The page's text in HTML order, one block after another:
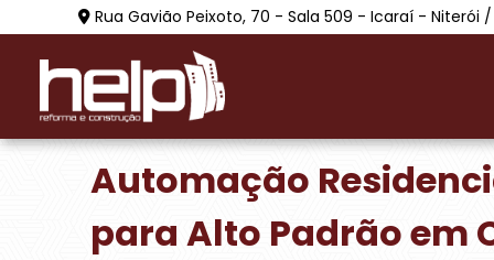
Rua Gavião Peixoto, 70 - Sala 509 - Icaraí - Niterói /
Automação
para Alto Padrão em